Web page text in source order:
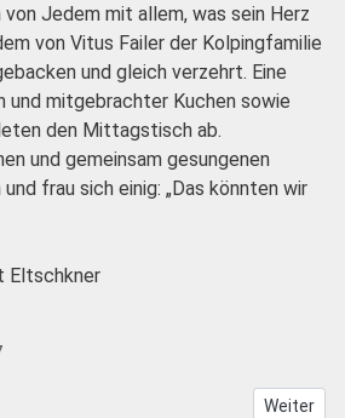
Jedem mit allem, was sein Herz
von Vitus Failer der Kolpingfamilie
und gleich verzehrt. Eine
und mitgebrachter Kuchen sowie
den Mittagstisch ab.
und gemeinsam gesungenen
frau sich einig: „Das könnten wir
Eltschkner
Weltkirche Nächster
Weiter